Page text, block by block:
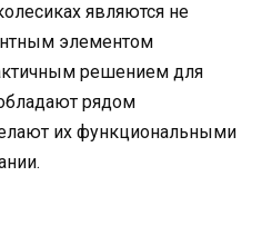
являются не
элементом
решением для
рядом
их функциональными